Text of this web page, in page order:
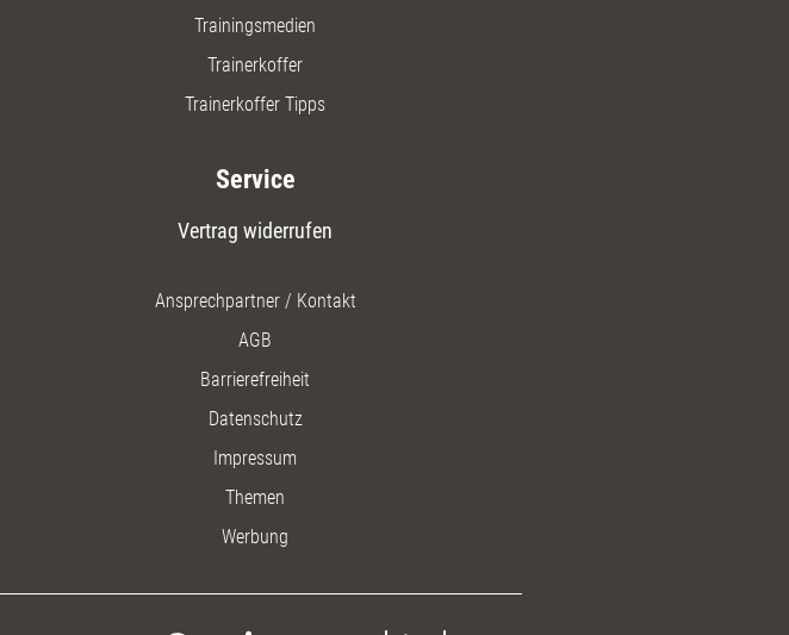
Trainingsmedien
Trainerkoffer
Trainerkoffer Tipps
Service
Vertrag widerrufen
Ansprechpartner / Kontakt
AGB
Barrierefreiheit
Datenschutz
Impressum
Themen
Werbung